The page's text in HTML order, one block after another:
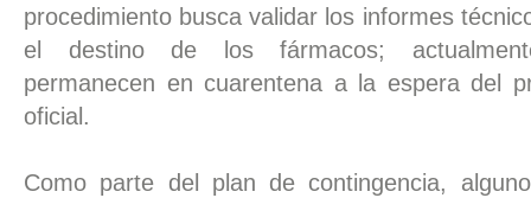
procedimiento busca validar los informes
el destino de los fármacos;
permanecen en cuarentena a la espera del
oficial.
Como parte del plan de contingencia,